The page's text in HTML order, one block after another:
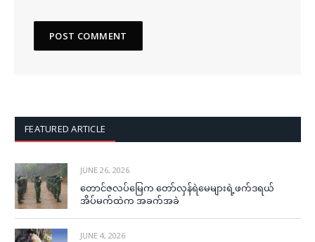
FEATURED ARTICLE
JUNE 26, 2026
တောင်ဇလပ်မြေက တော်လှန်ရဲမေများရဲ့ဖက်ဒရယ်
အိပ်မက်ထဲက အခက်အခဲ
JUNE 4, 2026